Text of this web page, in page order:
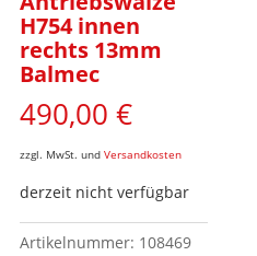
H754 innen
rechts 13mm
Balmec
490,00€
zzgl. MwSt. undVersandkosten
derzeit nicht verfügbar
Artikelnummer: 108469